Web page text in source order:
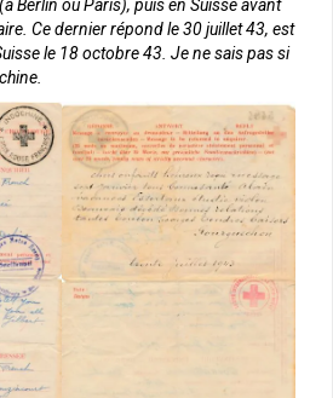
Berlin ou Paris), puis en Suisse avant
Ce dernier répond le 30 juillet 43, est
le 18 octobre 43. Je ne sais pas si